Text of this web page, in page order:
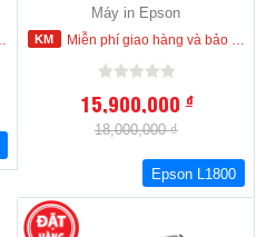
Máy in Epson
Miễn phí giao hàng và bảo hành tận nơi trong nội thành Hồ Chí Minh
15,900,000đ
18,000,000 ₫
Epson L1800